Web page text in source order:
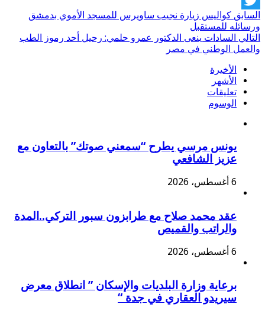
Twitter
السابق كواليس زيارة نجيب ساويرس للمسجد الأموي بدمشق
ورسائله للمستقبل
التالي السادات ينعى الدكتور عمرو حلمي: رحيل أحد رموز الطب
والعمل الوطني في مصر
الأخيرة
الأشهر
تعليقات
الوسوم
يونس مرسي يطرح “سمعني صوتك” بالتعاون مع
عزيز الشافعي
6 أغسطس، 2026
عقد محمد صلاح مع طرابزون سبور التركي..المدة
والراتب والقميص
6 أغسطس، 2026
برعاية وزارة البلديات والإسكان ” انطلاق معرض
سيريدو العقاري في جدة “